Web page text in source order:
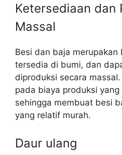
Ketersediaan dan
Massal
Besi dan baja
tersedia di bumi, dan
diproduksi secara
pada biaya produksi
sehingga membuat besi
yang relatif murah.
Daur ulang